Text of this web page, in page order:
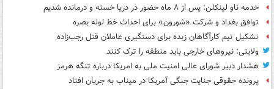
خدمه ناو لینکلن: پس از ۸ ماه حضور در دریا خسته و درمانده‌ شدیم
توافق بغداد و شرکت «شورون» برای احداث خط لوله بصره
تشکیل تیم کارآگاهان زبده برای دستگیری عاملان قتل رجب‌زاده
ولایتی: نیروهای خارجی باید منطقه را ترک کنند
هشدار دبیر شورای عالی امنیت ملی به امریکا درباره تنگه هرمز
پرونده حقوقی جنایت جنگی آمریکا در میناب به جریان افتاد